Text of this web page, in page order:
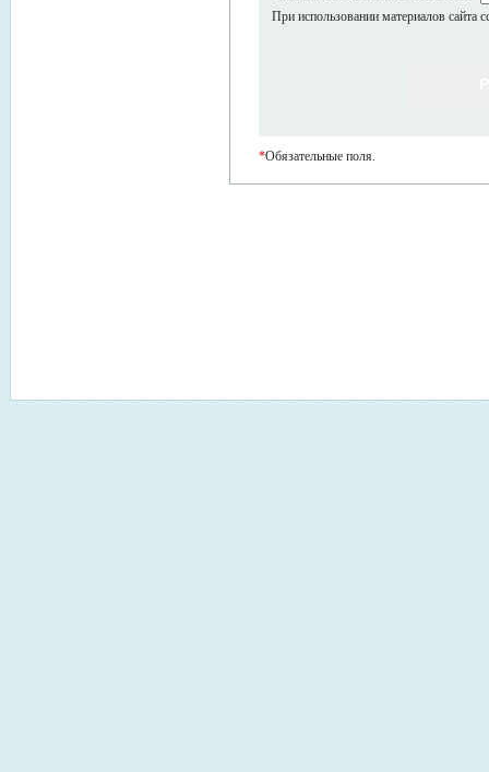
При использовании материалов сайта
*Обязательные поля.